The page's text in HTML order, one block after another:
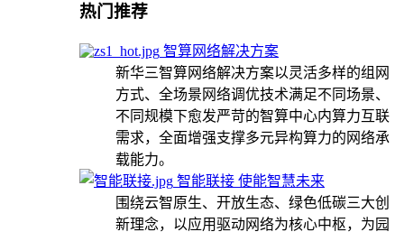
热门推荐
智算网络解决方案
新华三智算网络解决方案以灵活多样的组网
方式、全场景网络调优技术满足不同场景、
不同规模下愈发严苛的智算中心内算力互联
需求，全面增强支撑多元异构算力的网络承
载能力。
智能联接 使能智慧未来
围绕云智原生、开放生态、绿色低碳三大创
新理念，以应用驱动网络为核心中枢，为园